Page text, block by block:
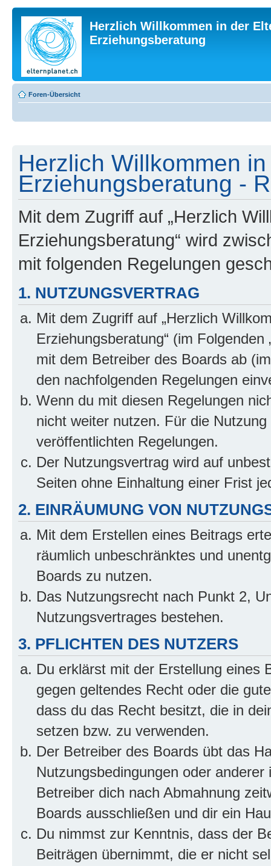
Herzlich Willkommen in der
Erziehungsberatung
Foren-Übersicht
Herzlich Willkommen
Erziehungsberatung -
Mit dem Zugriff auf „Herzlich
Erziehungsberatung“ wird
mit folgenden Regelungen
1. NUTZUNGSVERTRAG
Mit dem Zugriff auf „Herzlich
Erziehungsberatung“ (im
mit dem Betreiber des Boards ab
den nachfolgenden Regelungen
Wenn du mit diesen Regelungen
nicht weiter nutzen. Für die
veröffentlichten Regelungen.
Der Nutzungsvertrag wird auf
Seiten ohne Einhaltung einer Frist
2. EINRÄUMUNG VON
Mit dem Erstellen eines Beitrags
räumlich unbeschränktes und
Boards zu nutzen.
Das Nutzungsrecht nach Punkt 2,
Nutzungsvertrages bestehen.
3. PFLICHTEN DES NUTZERS
Du erklärst mit der Erstellung eines
gegen geltendes Recht oder die
dass du das Recht besitzt, die in
setzen bzw. zu verwenden.
Der Betreiber des Boards übt das
Nutzungsbedingungen oder
Betreiber dich nach Abmahnung
Boards ausschließen und dir ein
Du nimmst zur Kenntnis, dass der
Beiträgen übernimmt, die er nicht